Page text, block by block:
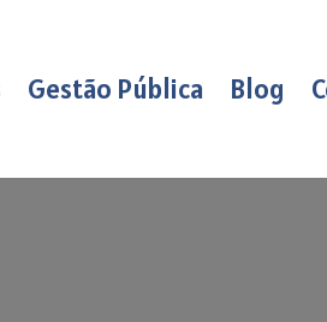
Gestão Pública Blog